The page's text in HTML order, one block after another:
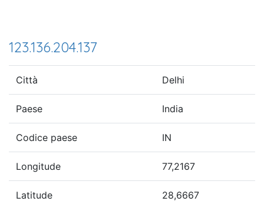
123.136.204.137
Città Delhi
Paese India
Codice paese IN
Longitude 77,2167
Latitude 28,6667